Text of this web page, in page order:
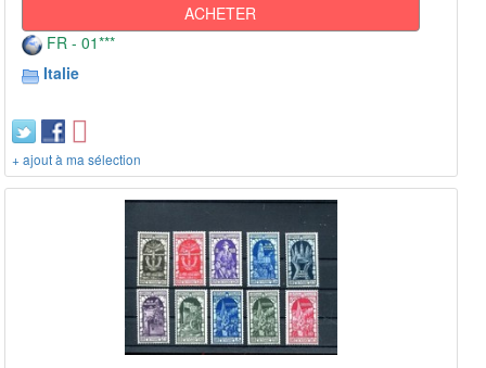
ACHETER
FR - 01***
Italie
+ ajout à ma sélection